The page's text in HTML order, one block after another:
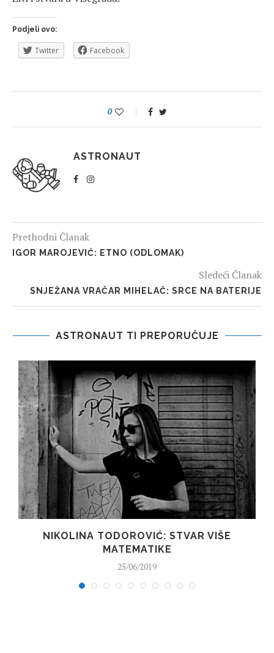
Podjeli ovo:
Twitter Facebook
0
ASTRONAUT
Prethodni Članak
IGOR MAROJEVIĆ: ETNO (ODLOMAK)
Sledeći Članak
SNJEŽANA VRAČAR MIHELAČ: SRCE NA BATERIJE
ASTRONAUT TI PREPORUČUJE
NIKOLINA TODOROVIĆ: STVAR VIŠE
MATEMATIKE
25/06/2019